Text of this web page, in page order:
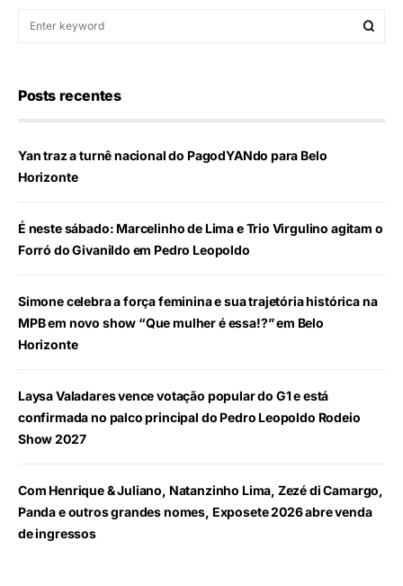
Posts recentes
Yan traz a turnê nacional do PagodYANdo para Belo
Horizonte
É neste sábado: Marcelinho de Lima e Trio Virgulino agitam o
Forró do Givanildo em Pedro Leopoldo
Simone celebra a força feminina e sua trajetória histórica na
MPB em novo show “Que mulher é essa!?” em Belo
Horizonte
Laysa Valadares vence votação popular do G1 e está
confirmada no palco principal do Pedro Leopoldo Rodeio
Show 2027
Com Henrique & Juliano, Natanzinho Lima, Zezé di Camargo,
Panda e outros grandes nomes, Exposete 2026 abre venda
de ingressos